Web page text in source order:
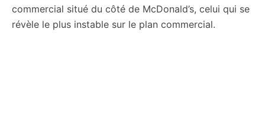
commercial situé du côté de McDonald’s, celui qui se
révèle le plus instable sur le plan commercial.